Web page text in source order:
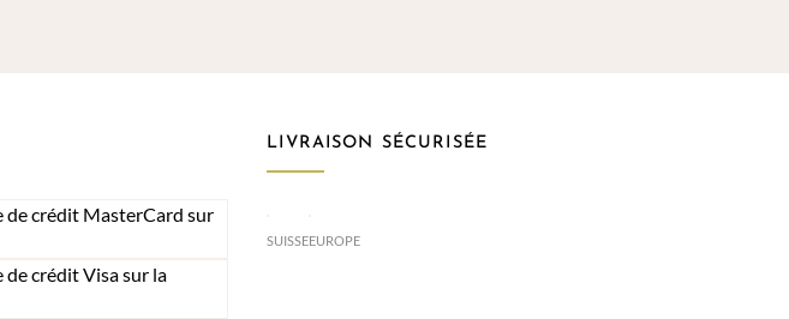
LIVRAISON SÉCURISÉE
SUISSEEUROPE